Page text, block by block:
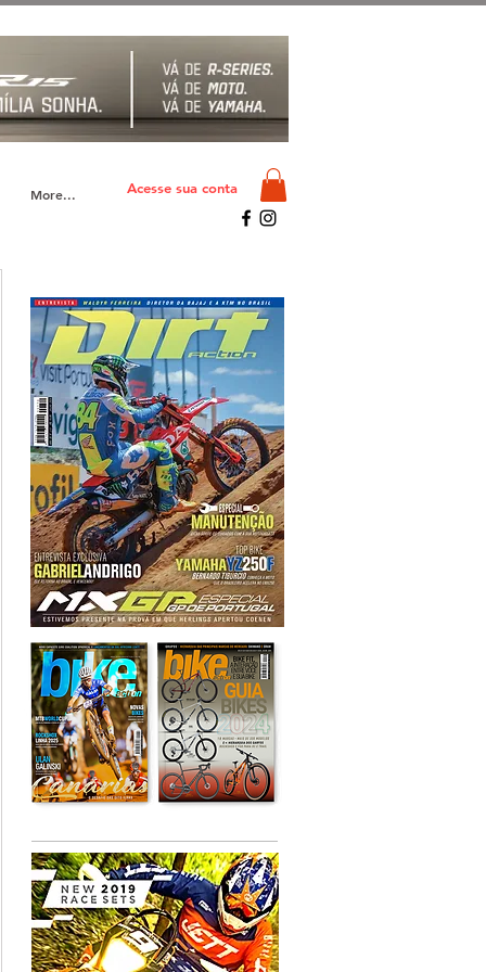
More... Acesse sua conta